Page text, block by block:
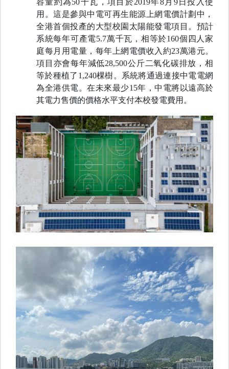
容量約為50千瓦，項目於2019年8月9日投入使
用。這是參與中電可再生能源上網電價計劃中，
全港首個投產的大型校園太陽能發電項目。預計
系統每年可產電5.7萬千瓦，相等於160個四人家
庭每月用電量，每年上網電價收入約23萬港元。
項目亦會每年減低28,500公斤二氧化碳排放，相
等於種植了1,240棵樹。系統將通過連接中電電網
為全港供電。在未來最少15年，中電將以遠高於
其電力售價的價格水平支付本校發電費用。